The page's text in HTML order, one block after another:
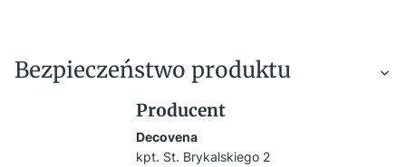
Bezpieczeństwo produktu
Producent
Decovena
kpt. St. Brykalskiego 2